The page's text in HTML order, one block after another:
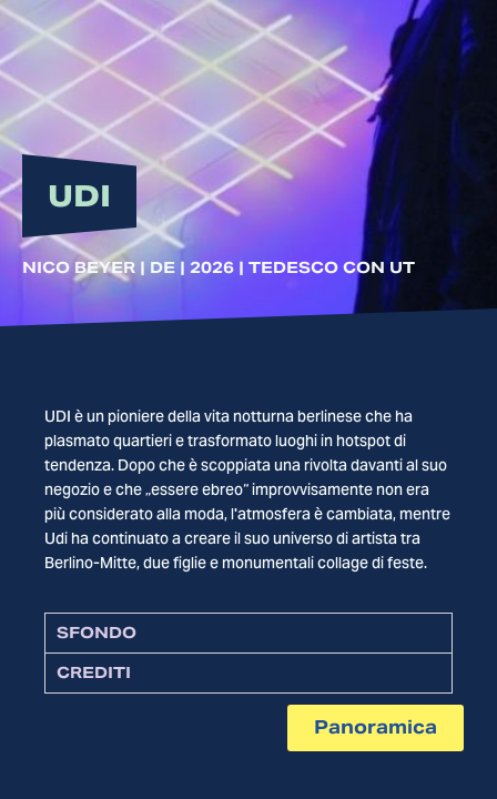
UDI
NICO BEYER | DE | 2026 | TEDESCO CON UT
UDI è un pioniere della vita notturna berlinese che ha
plasmato quartieri e trasformato luoghi in hotspot di
tendenza. Dopo che è scoppiata una rivolta davanti al suo
negozio e che „essere ebreo“ improvvisamente non era
più considerato alla moda, l'atmosfera è cambiata, mentre
Udi ha continuato a creare il suo universo di artista tra
Berlino-Mitte, due figlie e monumentali collage di feste.
SFONDO
CREDITI
Panoramica